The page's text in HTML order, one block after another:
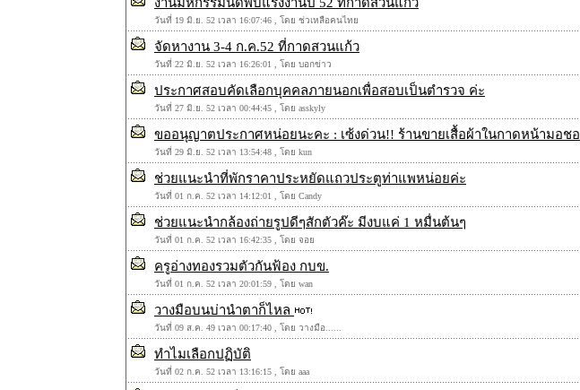
วันที่ 19 มิ.ย. 52 เวลา 16:07:46 , โดย ช่วเหลือคนไทย
จัดหางาน 3-4 ก.ค.52 ที่กาดสวนแก้ว
วันที่ 22 มิ.ย. 52 เวลา 16:26:01 , โดย บอกข่าว
ประกาศสอบคัดเลือกบุคคลภายนอกเพื่อสอบเป็นตำรวจ ค่ะ
วันที่ 27 มิ.ย. 52 เวลา 00:44:45 , โดย asskyly
ขออนุญาตประกาศหน่อยนะคะ : เซ้งด่วน!! ร้านขายเสื้อผ้าในกาดหน้ามอชอ
วันที่ 29 มิ.ย. 52 เวลา 13:54:48 , โดย kun
ช่วยแนะนำที่พักราคาประหยัดแถวประตูท่าแพหน่อยค่ะ
วันที่ 01 ก.ค. 52 เวลา 14:12:01 , โดย Candy
ช่วยแนะนำกล้องถ่ายรูปดีๆสักตัวค๊ะ มีงบแค่ 1 หมื่นต้นๆ
วันที่ 01 ก.ค. 52 เวลา 16:42:35 , โดย จอย
ครูอ่างทองรวมตัวกันฟ้อง กบข.
วันที่ 01 ก.ค. 52 เวลา 20:01:59 , โดย wan
วางมือบนบ่านำตาก็ไหล
วันที่ 09 ส.ค. 49 เวลา 00:17:40 , โดย วางมือ......
ทำไมเลือกปฏิบัติ
วันที่ 02 ก.ค. 52 เวลา 13:16:15 , โดย aaa